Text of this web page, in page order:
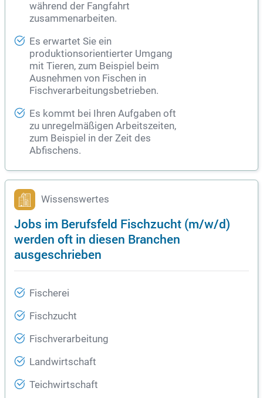
während der Fangfahrt
zusammenarbeiten.
Es erwartet Sie ein
produktionsorientierter Umgang
mit Tieren, zum Beispiel beim
Ausnehmen von Fischen in
Fischverarbeitungsbetrieben.
Es kommt bei Ihren Aufgaben oft
zu unregelmäßigen Arbeitszeiten,
zum Beispiel in der Zeit des
Abfischens.
Wissenswertes
Jobs im Berufsfeld Fischzucht (m/w/d)
werden oft in diesen Branchen
ausgeschrieben
Fischerei
Fischzucht
Fischverarbeitung
Landwirtschaft
Teichwirtschaft